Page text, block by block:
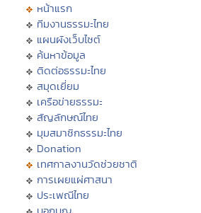
หน้าแรก
ทีมงานธรรมะไทย
แผนผังเว็บไซต์
ค้นหาข้อมูล
ติดต่อธรรมะไทย
สมุดเยี่ยม
เครือข่ายธรรมะ
สัญลักษณ์ไทย
มุมสมาชิกธรรมะไทย
Donation
เทศกาลงานวัดช่วยชาติ
การเผยแผ่ศาสนา
ประเพณีไทย